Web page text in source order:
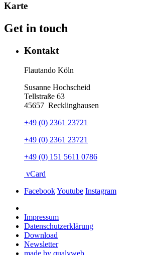
Karte
Get in touch
Kontakt
Flautando Köln
Susanne Hochscheid
Tellstraße 63
45657 Recklinghausen
+49 (0) 2361 23721
+49 (0) 2361 23721
+49 (0) 151 5611 0786
vCard
FacebookYoutube Instagram
Impressum
Datenschutz­erklärung
Download
Newsletter
made by qualyweb